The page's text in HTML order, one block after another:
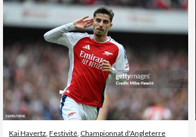
Kai Havertz ,Festivité Championnat d'Angleterre